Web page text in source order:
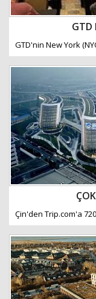
GTD
GTD'nin New York
Çin'den Trip.com'a